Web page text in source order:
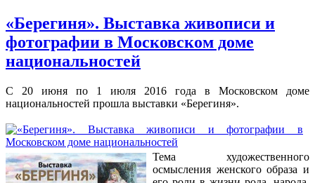
«Берегиня». Выставка живописи и
фотографии в Московском доме
национальностей
С 20 июня по 1 июля 2016 года в Московском доме
национальностей прошла выставки «Берегиня».
Тема художественного
осмысления женского образа и